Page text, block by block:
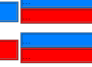
- - -
- - -
- - -
- - -